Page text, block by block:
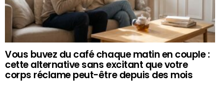
Vous buvez du café chaque matin en couple :
cette alternative sans excitant que votre
corps réclame peut-être depuis des mois